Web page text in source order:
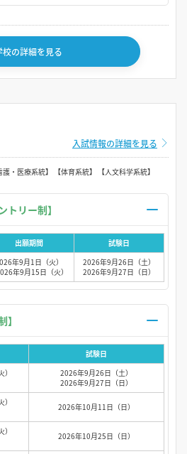
校の詳細を見る
入試情報の詳細を見る
・医療系統】 【体育系統】 【人文科学系統】
出願期間
試験日
年9月1日（火）
年9月15日（火）
2026年9月26日（土）
2026年9月27日（日）
試験日
2026年9月26日（土）
2026年9月27日（日）
2026年10月11日（日）
2026年10月25日（日）